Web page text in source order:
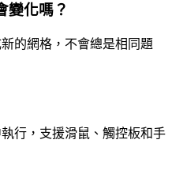
變化嗎？
的網格，不會總是相同題
行，支援滑鼠、觸控板和手